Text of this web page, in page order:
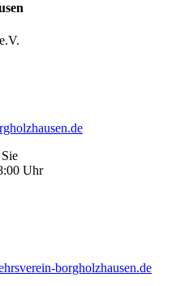
Uhr
borgholzhausen.de